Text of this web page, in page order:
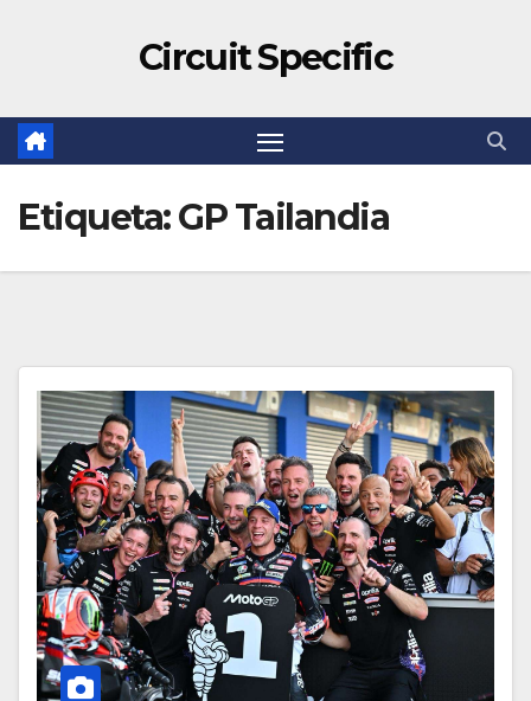
Circuit Specific
Etiqueta:GP Tailandia